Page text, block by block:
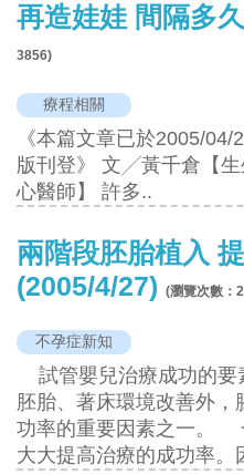
再造娃娃 間隔多
3856)
療程相關
《本篇文章已於2005/
版刊登》 文╱黃千倉【
心醫師】 許多..
兩階段胚胎植入
(2005/4/27) (瀏覽次數：
不孕症新知
試管嬰兒治療成功的要
胚胎、著床環境改善外
功率的重要因素之一。
大大提高治療的成功率。